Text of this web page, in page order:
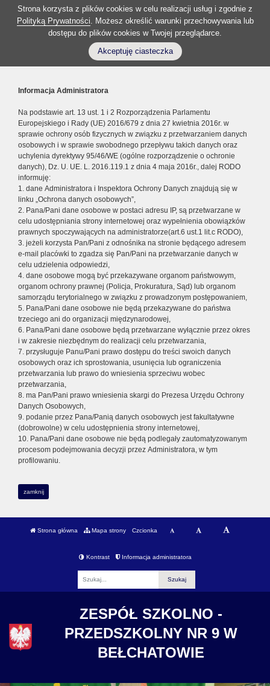
Strona korzysta z plików cookies w celu realizacji usług i zgodnie z
Polityką Prywatności. Możesz określić warunki przechowywania lub
dostępu do plików cookies w Twojej przeglądarce.
Akceptuję ciasteczka
Informacja Administratora
Na podstawie art. 13 ust. 1 i 2 Rozporządzenia Parlamentu
Europejskiego i Rady (UE) 2016/679 z dnia 27 kwietnia 2016r. w
sprawie ochrony osób fizycznych w związku z przetwarzaniem danych
osobowych i w sprawie swobodnego przepływu takich danych oraz
uchylenia dyrektywy 95/46/WE (ogólne rozporządzenie o ochronie
danych), Dz. U. UE. L. 2016.119.1 z dnia 4 maja 2016r., dalej RODO
informuję:
1. dane Administratora i Inspektora Ochrony Danych znajdują się w
linku „Ochrona danych osobowych”,
2. Pana/Pani dane osobowe w postaci adresu IP, są przetwarzane w
celu udostępniania strony internetowej oraz wypełnienia obowiązków
prawnych spoczywających na administratorze(art.6 ust.1 lit.c RODO),
3. jeżeli korzysta Pan/Pani z odnośnika na stronie będącego adresem
e-mail placówki to zgadza się Pan/Pani na przetwarzanie danych w
celu udzielenia odpowiedzi,
4. dane osobowe mogą być przekazywane organom państwowym,
organom ochrony prawnej (Policja, Prokuratura, Sąd) lub organom
samorządu terytorialnego w związku z prowadzonym postępowaniem,
5. Pana/Pani dane osobowe nie będą przekazywane do państwa
trzeciego ani do organizacji międzynarodowej,
6. Pana/Pani dane osobowe będą przetwarzane wyłącznie przez okres
i w zakresie niezbędnym do realizacji celu przetwarzania,
7. przysługuje Panu/Pani prawo dostępu do treści swoich danych
osobowych oraz ich sprostowania, usunięcia lub ograniczenia
przetwarzania lub prawo do wniesienia sprzeciwu wobec
przetwarzania,
8. ma Pan/Pani prawo wniesienia skargi do Prezesa Urzędu Ochrony
Danych Osobowych,
9. podanie przez Pana/Panią danych osobowych jest fakultatywne
(dobrowolne) w celu udostępnienia strony internetowej,
10. Pana/Pani dane osobowe nie będą podlegały zautomatyzowanym
procesom podejmowania decyzji przez Administratora, w tym
profilowaniu.
zamknij
Strona główna Mapa strony Czcionka
Kontrast Informacja administratora
ZESPÓŁ SZKOLNO -
PRZEDSZKOLNY NR 9 W
BEŁCHATOWIE